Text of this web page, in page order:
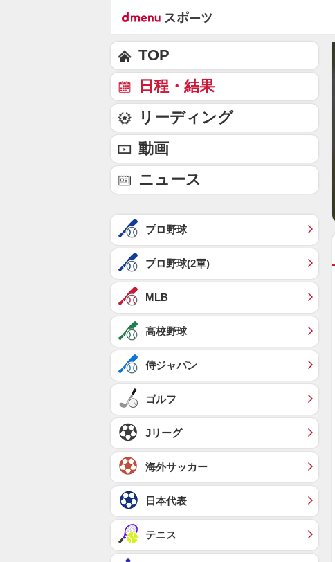
TOP
日程・結果
リーディング
動画
ニュース
プロ野球
プロ野球(2軍)
MLB
高校野球
侍ジャパン
ゴルフ
Jリーグ
海外サッカー
日本代表
テニス